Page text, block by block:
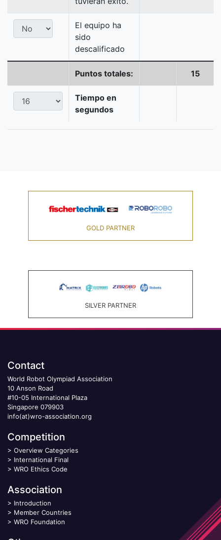
El equipo ha
sido
descalificado
Puntos totales: 15
Tiempo en
segundos
GOLD PARTNER
SILVER PARTNER
Contact
World Robot Olympiad Association
10 Anson Road
#10-05 International Plaza
Singapore 079903
info(at)wro-association.org
Competition
> Overview Categories
> International Final
> WRO Ethics Code
Association
> Introduction
> Member Countries
> WRO Foundation